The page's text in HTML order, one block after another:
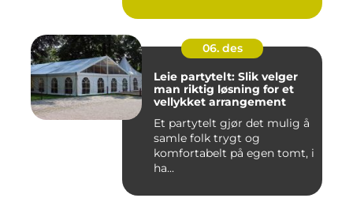
06. des
Leie partytelt: Slik velger
man riktig løsning for et
vellykket arrangement
Et partytelt gjør det mulig å
samle folk trygt og
komfortabelt på egen tomt, i
ha...